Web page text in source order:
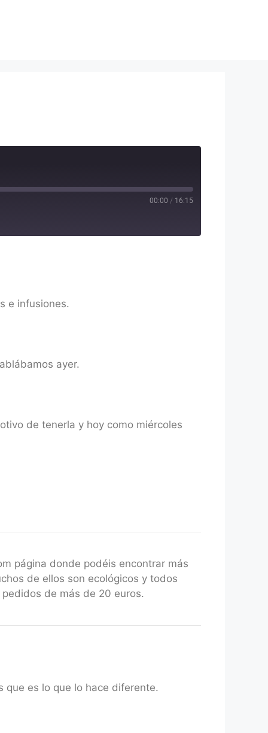
00:00 / 16:15
e infusiones.
ayer.
de tenerla y hoy como miércoles
página donde podéis encontrar más
de ellos son ecológicos y todos
de más de 20 euros.
que es lo que lo hace diferente.